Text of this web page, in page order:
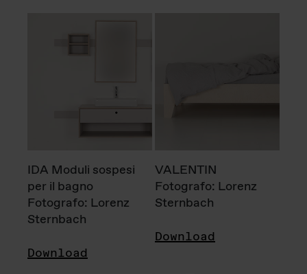
IDA Moduli sospesi
per il bagno
Fotografo: Lorenz
Sternbach
Download
VALENTIN
Fotografo: Lorenz
Sternbach
Download